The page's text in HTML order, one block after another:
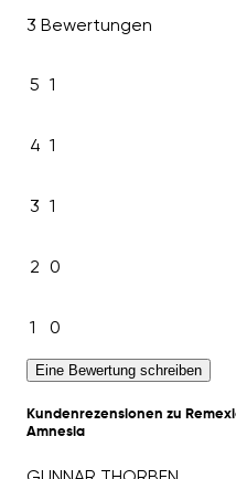
3 Bewertungen
5 1
4 1
3 1
2 0
1 0
Eine Bewertung schreiben
Kundenrezensionen zu
Amnesia